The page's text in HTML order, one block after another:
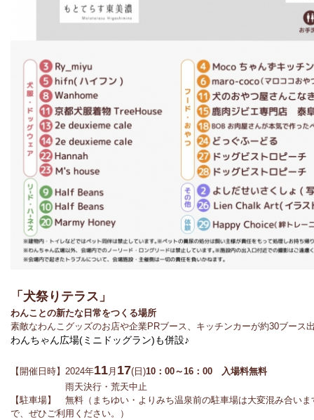
「犬祭りテラス」
わんことの新たな日常をつくる場所
素敵なわんこグッズのお店や企業PRブース、キッチンカーが約30ブース
わんちゃん広場(ミニドッグラン)も併設♪
【開催日時】2024年11月 17(日)10：00～16：00 入場料無料
雨天決行・荒天中止
【駐車場】 無料（まちゆい・よりみち温泉前の駐車場は大変混み合い
で、ぜひご利用ください。）